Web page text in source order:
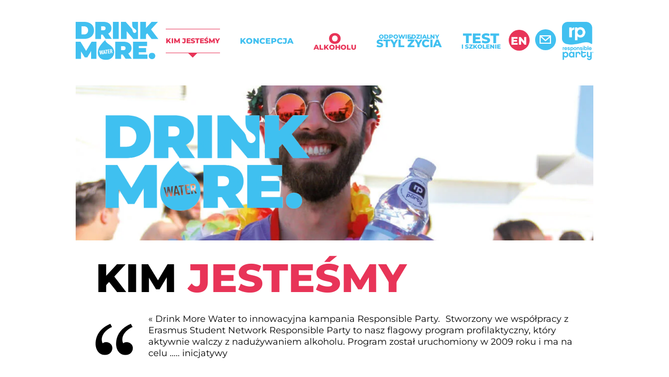
KIM JESTEŚMY KONCEPCJA O
ALKOHOLU
ODPOWIEDZIALNY
STYL ŻYCIA TEST
I SZKOLENIE EN
KIMJESTEŚMY
« Drink More Water to innowacyjna kampania Responsible Party. Stworzony we współpracy z
Erasmus Student Network Responsible Party to nasz flagowy program profilaktyczny, który
aktywnie walczy z nadużywaniem alkoholu. Program został uruchomiony w 2009 roku i ma na
celu ….. inicjatywy